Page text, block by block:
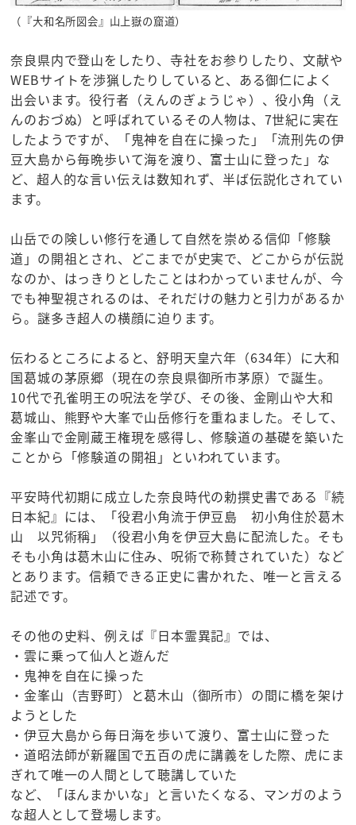
（『大和名所図会』山上嶽の窟道）
奈良県内で登山をしたり、寺社をお参りしたり、文献や
WEBサイトを渉猟したりしていると、ある御仁によく
出会います。役行者（えんのぎょうじゃ）、役小角（え
んのおづぬ）と呼ばれているその人物は、7世紀に実在
したようですが、「鬼神を自在に操った」「流刑先の伊
豆大島から毎晩歩いて海を渡り、富士山に登った」な
ど、超人的な言い伝えは数知れず、半ば伝説化されてい
ます。
山岳での険しい修行を通して自然を崇める信仰「修験
道」の開祖とされ、どこまでが史実で、どこからが伝説
なのか、はっきりとしたことはわかっていませんが、今
でも神聖視されるのは、それだけの魅力と引力があるか
ら。謎多き超人の横顔に迫ります。
伝わるところによると、舒明天皇六年（634年）に大和
国葛城の茅原郷（現在の奈良県御所市茅原）で誕生。
10代で孔雀明王の呪法を学び、その後、金剛山や大和
葛城山、熊野や大峯で山岳修行を重ねました。そして、
金峯山で金剛蔵王権現を感得し、修験道の基礎を築いた
ことから「修験道の開祖」といわれています。
平安時代初期に成立した奈良時代の勅撰史書である『続
日本紀』には、「役君小角流于伊豆島 初小角住於葛木
山 以咒術稱」（役君小角を伊豆大島に配流した。そも
そも小角は葛木山に住み、呪術で称賛されていた）など
とあります。信頼できる正史に書かれた、唯一と言える
記述です。
その他の史料、例えば『日本霊異記』では、
・雲に乗って仙人と遊んだ
・鬼神を自在に操った
・金峯山（吉野町）と葛木山（御所市）の間に橋を架け
ようとした
・伊豆大島から毎日海を歩いて渡り、富士山に登った
・道昭法師が新羅国で五百の虎に講義をした際、虎にま
ぎれて唯一の人間として聴講していた
など、「ほんまかいな」と言いたくなる、マンガのよう
な超人として登場します。